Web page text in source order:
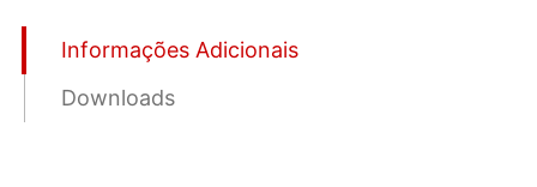
Informações Adicionais
Downloads